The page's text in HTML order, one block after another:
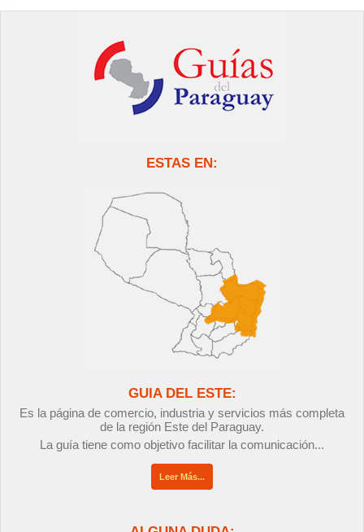
ESTAS EN:
GUIA DEL ESTE:
Es la página de comercio, industria y servicios más completa
de la región Este del Paraguay.
La guía tiene como objetivo facilitar la comunicación...
Leer Más...